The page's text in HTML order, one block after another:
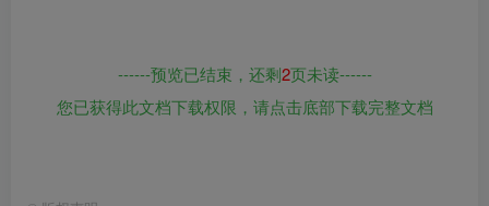
------预览已结束，还剩2页未读------
您已获得此文档下载权限，请点击底部下载完整文档